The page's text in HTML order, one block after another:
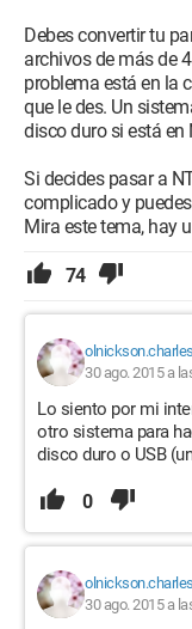
Debes convertir tu
archivos de más de
problema está en la
que le des. Un
disco duro si está en
Si decides pasar a
complicado y
Mira este tema, hay
74
olnickson.charles
30 ago. 2015 a
Lo siento por mi
otro sistema para
disco duro o USB
0
olnickson.charles
30 ago. 2015 a